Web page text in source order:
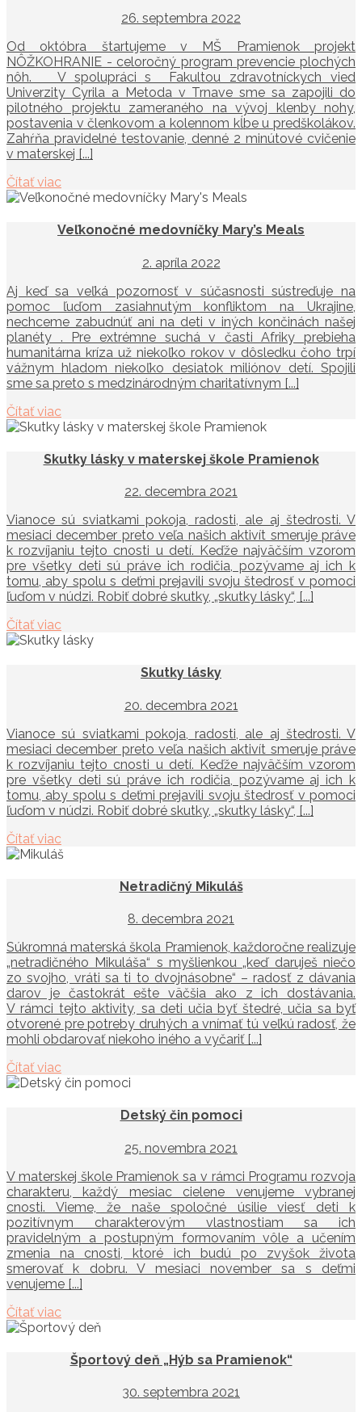
26. septembra 2022
Od októbra štartujeme v MŠ Pramienok projekt
NÔŽKOHRANIE - celoročný program prevencie plochých
nôh. V spolupráci s Fakultou zdravotníckych vied
Univerzity Cyrila a Metoda v Trnave sme sa zapojili do
pilotného projektu zameraného na vývoj klenby nohy,
postavenia v členkovom a kolennom kĺbe u predškolákov.
Zahŕňa pravidelné testovanie, denné 2 minútové cvičenie
v materskej [...]
Čítať viac
Veľkonočné medovníčky Mary’s Meals
2. apríla 2022
Aj keď sa veľká pozornosť v súčasnosti sústreďuje na
pomoc ľuďom zasiahnutým konfliktom na Ukrajine,
nechceme zabudnúť ani na deti v iných končinách našej
planéty . Pre extrémne suchá v časti Afriky prebieha
humanitárna kríza už niekoľko rokov v dôsledku čoho trpí
vážnym hladom niekoľko desiatok miliónov detí. Spojili
sme sa preto s medzinárodným charitatívnym [...]
Čítať viac
Skutky lásky v materskej škole Pramienok
22. decembra 2021
Vianoce sú sviatkami pokoja, radosti, ale aj štedrosti. V
mesiaci december preto veľa našich aktivít smeruje práve
k rozvíjaniu tejto cnosti u detí. Keďže najväčším vzorom
pre všetky deti sú práve ich rodičia, pozývame aj ich k
tomu, aby spolu s deťmi prejavili svoju štedrosť v pomoci
ľuďom v núdzi. Robiť dobré skutky, „skutky lásky“, [...]
Čítať viac
Skutky lásky
20. decembra 2021
Vianoce sú sviatkami pokoja, radosti, ale aj štedrosti. V
mesiaci december preto veľa našich aktivít smeruje práve
k rozvíjaniu tejto cnosti u detí. Keďže najväčším vzorom
pre všetky deti sú práve ich rodičia, pozývame aj ich k
tomu, aby spolu s deťmi prejavili svoju štedrosť v pomoci
ľuďom v núdzi. Robiť dobré skutky, „skutky lásky“, [...]
Čítať viac
Netradičný Mikuláš
8. decembra 2021
Súkromná materská škola Pramienok, každoročne realizuje
„netradičného Mikuláša“ s myšlienkou „keď daruješ niečo
zo svojho, vráti sa ti to dvojnásobne“ – radosť z dávania
darov je častokrát ešte väčšia ako z ich dostávania.
V rámci tejto aktivity, sa deti učia byť štedré, učia sa byť
otvorené pre potreby druhých a vnímať tú veľkú radosť, že
mohli obdarovať niekoho iného a vyčariť [...]
Čítať viac
Detský čin pomoci
25. novembra 2021
V materskej škole Pramienok sa v rámci Programu rozvoja
charakteru, každý mesiac cielene venujeme vybranej
cnosti. Vieme, že naše spoločné úsilie viesť deti k
pozitívnym charakterovým vlastnostiam sa ich
pravidelným a postupným formovaním vôle a učením
zmenia na cnosti, ktoré ich budú po zvyšok života
smerovať k dobru. V mesiaci november sa s deťmi
venujeme [...]
Čítať viac
Športový deň „Hýb sa Pramienok“
30. septembra 2021